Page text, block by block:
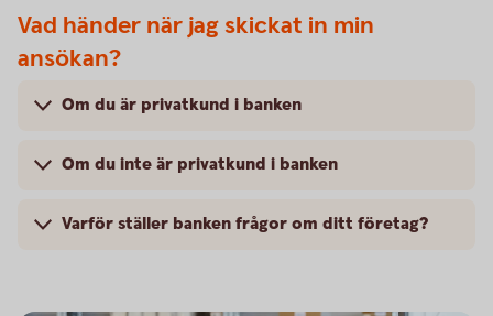
Vad händer när jag skickat in min
ansökan?
Om du är privatkund i banken
Om du inte är privatkund i banken
Varför ställer banken frågor om ditt företag?